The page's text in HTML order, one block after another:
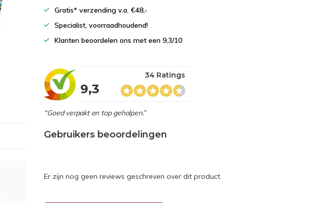
Gratis* verzending v.a. €48,-
Specialist, voorraadhoudend!
Klanten beoordelen ons met een 9,3/10
9,3
34 Ratings
“Goed verpakt en top geholpen.”
Gebruikers beoordelingen
Er zijn nog geen reviews geschreven over dit product.